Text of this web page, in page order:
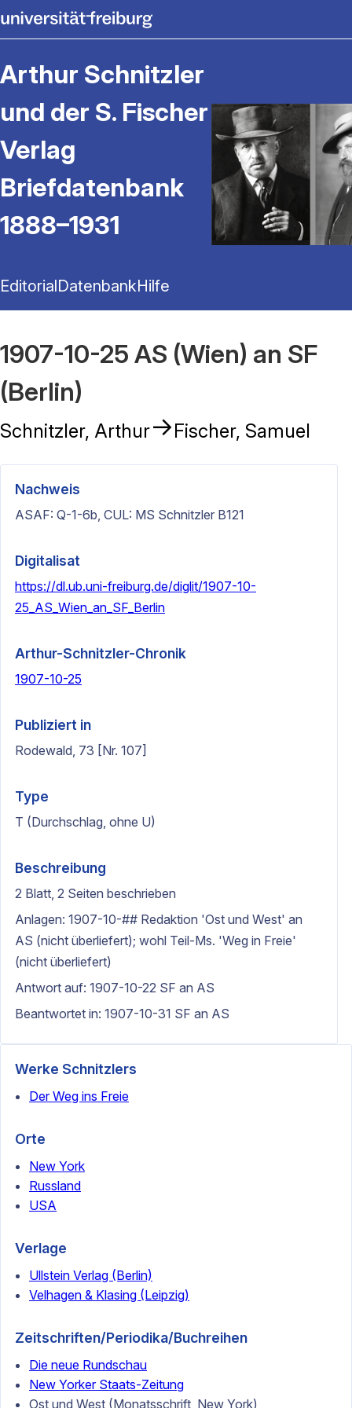
Arthur Schnitzler
und der S. Fischer
Verlag
Briefdatenbank
1888–1931
EditorialDatenbankHilfe
1907-10-25 AS (Wien) an SF
(Berlin)
Schnitzler, Arthur→Fischer, Samuel
Nachweis
ASAF: Q-1-6b, CUL: MS Schnitzler B121
Digitalisat
https://dl.ub.uni-freiburg.de/diglit/1907-10-
25_AS_Wien_an_SF_Berlin
Arthur-Schnitzler-Chronik
1907-10-25
Publiziert in
Rodewald, 73 [Nr. 107]
Type
T (Durchschlag, ohne U)
Beschreibung
2 Blatt, 2 Seiten beschrieben
Anlagen: 1907-10-## Redaktion 'Ost und West' an
AS (nicht überliefert); wohl Teil-Ms. 'Weg in Freie'
(nicht überliefert)
Antwort auf: 1907-10-22 SF an AS
Beantwortet in: 1907-10-31 SF an AS
Werke Schnitzlers
Der Weg ins Freie
Orte
New York
Russland
USA
Verlage
Ullstein Verlag (Berlin)
Velhagen & Klasing (Leipzig)
Zeitschriften/Periodika/Buchreihen
Die neue Rundschau
New Yorker Staats-Zeitung
Ost und West (Monatsschrift, New York)